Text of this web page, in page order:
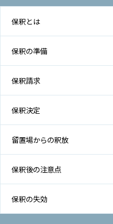
保釈とは
保釈の準備
保釈請求
保釈決定
留置場からの釈放
保釈後の注意点
保釈の失効